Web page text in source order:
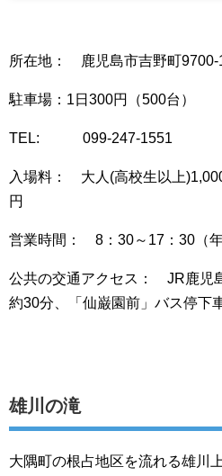
所在地： 鹿児島市吉野町9700-
駐車場：1日300円（500台）
TEL: 099-247-1551
入場料： 大人(高校生以上
円
営業時間： 8：30～17：30（年
公共の交通アクセス： JR鹿児
約30分、「仙巌園前」バス停下車
雄川の滝
大隅町の根占地区を流れる雄川